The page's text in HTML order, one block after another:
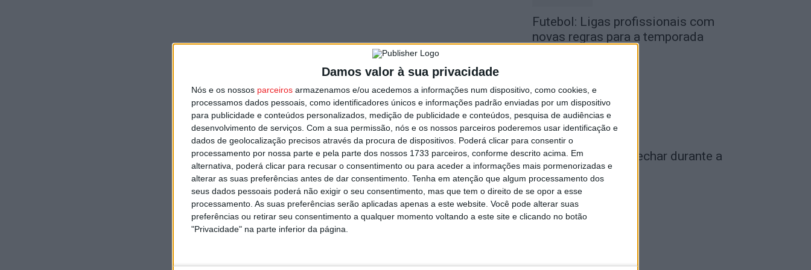
Damos valor à sua privacidade
Nós e os nossos parceiros armazenamos e/ou acedemos a informações num dispositivo, como cookies, e
processamos dados pessoais, como identificadores únicos e informações padrão enviadas por um dispositivo
para publicidade e conteúdos personalizados, medição de publicidade e conteúdos, pesquisa de audiências e
desenvolvimento de serviços. Com a sua permissão, nós e os nossos parceiros poderemos usar identificação e
dados de geolocalização precisos através da procura de dispositivos. Poderá clicar para consentir o
processamento por nossa parte e pela parte dos nossos 1733 parceiros, conforme descrito acima. Em
alternativa, poderá clicar para recusar o consentimento ou para aceder a informações mais pormenorizadas e
alterar as suas preferências antes de dar consentimento. Tenha em atenção que algum processamento dos
seus dados pessoais poderá não exigir o seu consentimento, mas que tem o direito de se opor a esse
processamento. As suas preferências serão aplicadas apenas a este website. Você pode alterar suas
preferências ou retirar seu consentimento a qualquer momento voltando a este site e clicando no botão
"Privacidade" na parte inferior da página.
Futebol: Ligas profissionais com
novas regras para a temporada
Viseu: IP3 volta a fechar durante a
noite a partir de...